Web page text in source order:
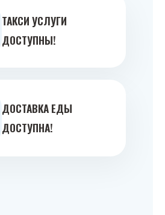
ТАКСИ УСЛУГИ
ДОСТУПНЫ!
ДОСТАВКА ЕДЫ
ДОСТУПНА!